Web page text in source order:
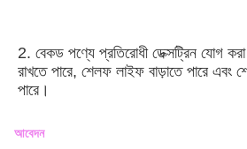
2. বেকড পণ্যে প্রতিরোধী ডেক্সট্রিন যোগ
রাখতে পারে, শেলফ লাইফ বাড়াতে পারে এবং
পারে।
আবেদন